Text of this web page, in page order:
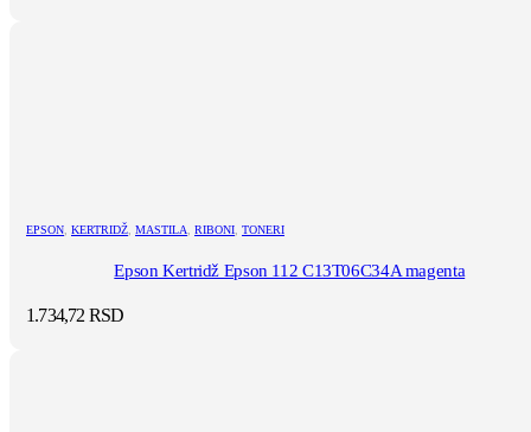
EPSON KERTRIDŽ MASTILA RIBONI TONERI
Epson Kertridž Epson 112 C13T06C34A magenta
1.734,72 RSD